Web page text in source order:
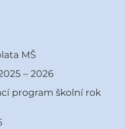
MŠ
– 2026
program školní rok